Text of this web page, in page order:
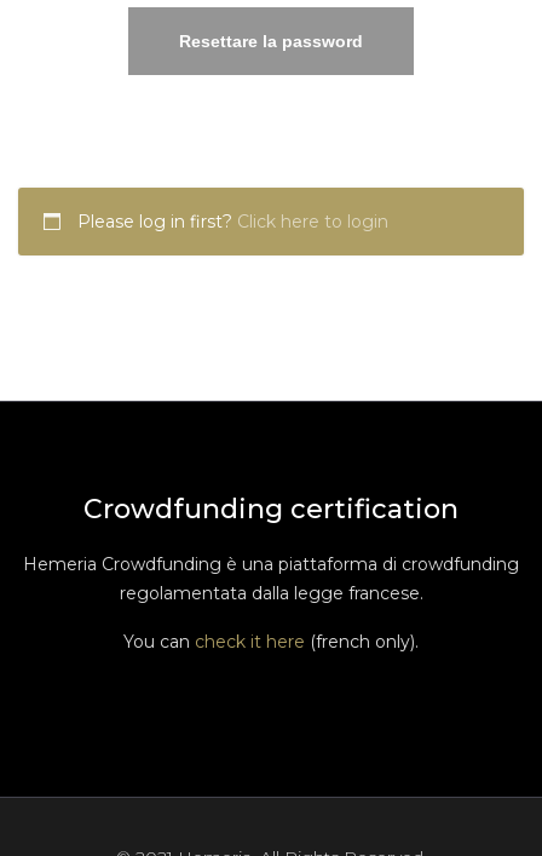
Resettare la password
Please log in first? Click here to login
Crowdfunding certification
Hemeria Crowdfunding è una piattaforma di crowdfunding
regolamentata dalla legge francese.
You can check it here (french only).